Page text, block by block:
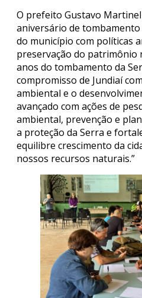
O prefeito Gustavo
aniversário de
do município com políticas
preservação do patrimônio
anos do tombamento da
compromisso de Jundiaí
ambiental e o
avançado com ações de
ambiental, prevenção e
a proteção da Serra e
equilibre crescimento da
nossos recursos naturais.”